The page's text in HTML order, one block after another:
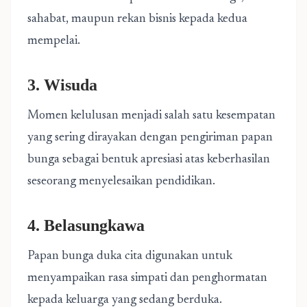
sahabat, maupun rekan bisnis kepada kedua
mempelai.
3. Wisuda
Momen kelulusan menjadi salah satu kesempatan
yang sering dirayakan dengan pengiriman papan
bunga sebagai bentuk apresiasi atas keberhasilan
seseorang menyelesaikan pendidikan.
4. Belasungkawa
Papan bunga duka cita digunakan untuk
menyampaikan rasa simpati dan penghormatan
kepada keluarga yang sedang berduka.